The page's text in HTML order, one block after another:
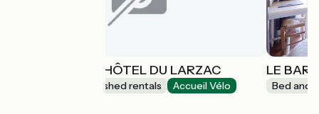
GITE 1 ANCIEN HÔTEL DU LARZAC
Lodgings and furnished rentals Accueil Vélo
LE
Bed and